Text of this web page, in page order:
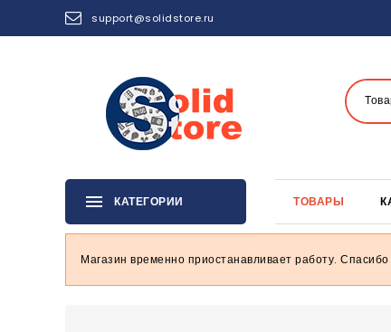
support@solidstore.ru
КАТЕГОРИИ ТОВАРЫ
Магазин временно приостанавливает работу.